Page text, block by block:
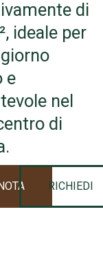
di
ideale per
e
nel
di
RICHIEDI